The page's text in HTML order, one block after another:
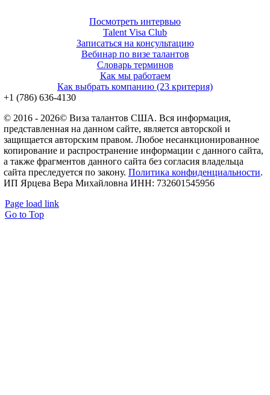
Посмотреть интервью
Talent Visa Club
Записаться на консультацию
Вебинар по визе талантов
Словарь терминов
Как мы работаем
Как выбрать компанию (23 критерия)
‪+1 (786) 636‑4130‬
© 2016 - 2026© Виза талантов США. Вся информация,
представленная на данном сайте, является авторской и
защищается авторским правом. Любое несанкционированное
копирование и распространение информации с данного сайта,
а также фрагментов данного сайта без согласия владельца
сайта преследуется по закону. Политика конфиденциальности.
ИП Ярцева Вера Михайловна ИНН: 732601545956
Page load link
Go to Top